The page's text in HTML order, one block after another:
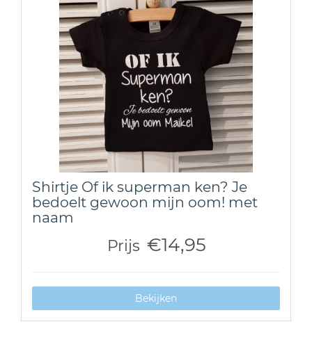
Shirtje Of ik superman ken? Je
bedoelt gewoon mijn oom! met
naam
Prijs €14,95
Bekijken